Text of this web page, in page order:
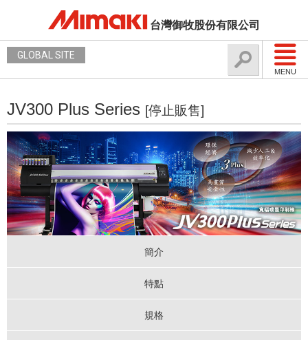
台灣御牧股份有限公司
MENU
GLOBAL SITE
JV300 Plus Series [停止販售]
簡介
特點
規格